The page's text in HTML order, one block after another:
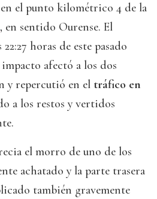
el punto kilométrico 4 de la
, en sentido Ourense. El
horas de este pasado
afectó a los dos
y repercutió en el tráfico en
a los restos y vertidos
el morro de uno de los
achatado y la parte trasera
también gravemente